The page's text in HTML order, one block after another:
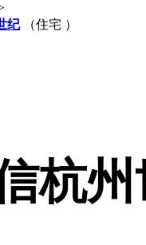
纪（住宅 ）
杭